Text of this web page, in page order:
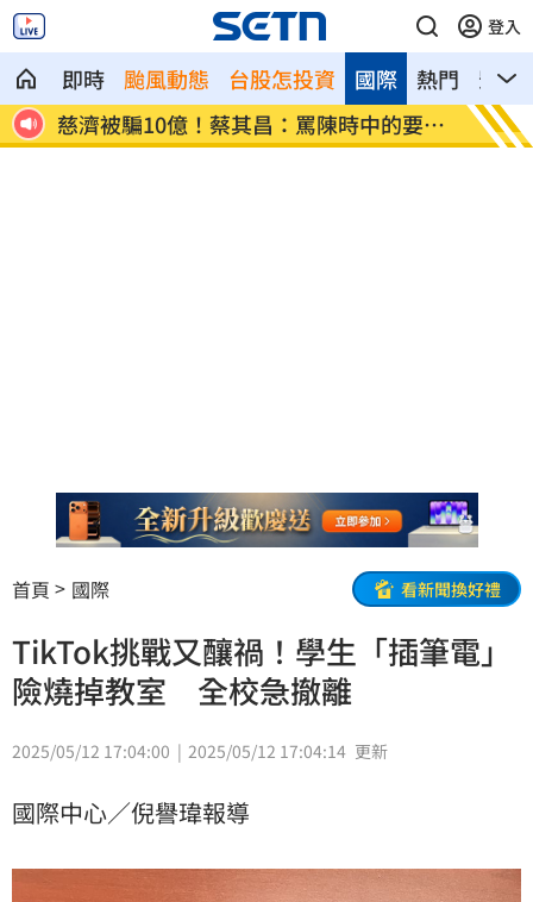
登入
即時 颱風動態 台股怎投資 熱門 影音
國際
漲
慈濟被騙10億！蔡其昌：罵陳時中的要道
歉
嬤吃
首頁 國際 看新聞換好禮
TikTok挑戰又釀禍！學生「插筆電」
險燒掉教室 全校急撤離
2025/05/12 17:04:00 2025/05/12 17:04:14 更新
國際中心／倪譽瑋報導